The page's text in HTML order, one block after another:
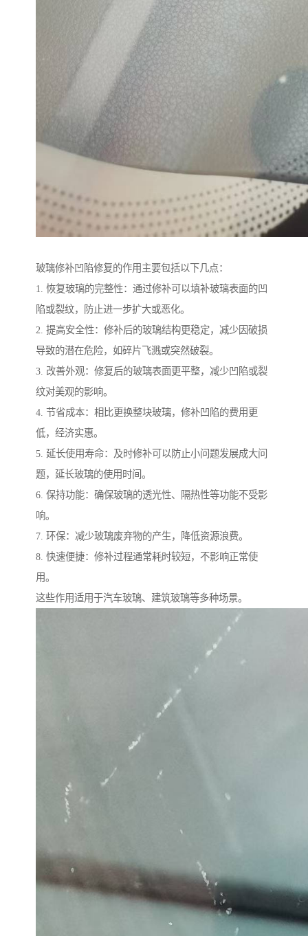
玻璃修补凹陷修复的作用主要包括以下几点：
1. 恢复玻璃的完整性：通过修补可以填补玻璃表面的凹
陷或裂纹，防止进一步扩大或恶化。
2. 提高安全性：修补后的玻璃结构更稳定，减少因破损
导致的潜在危险，如碎片飞溅或突然破裂。
3. 改善外观：修复后的玻璃表面更平整，减少凹陷或裂
纹对美观的影响。
4. 节省成本：相比更换整块玻璃，修补凹陷的费用更
低，经济实惠。
5. 延长使用寿命：及时修补可以防止小问题发展成大问
题，延长玻璃的使用时间。
6. 保持功能：确保玻璃的透光性、隔热性等功能不受影
响。
7. 环保：减少玻璃废弃物的产生，降低资源浪费。
8. 快速便捷：修补过程通常耗时较短，不影响正常使
用。
这些作用适用于汽车玻璃、建筑玻璃等多种场景。